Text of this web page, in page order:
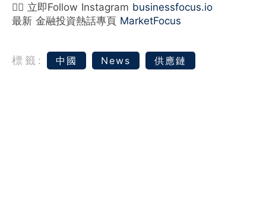
👉🏻 立即Follow Instagram businessfocus.io
最新 金融投資熱話專頁 MarketFocus
標籤: 中國 News 供應鏈